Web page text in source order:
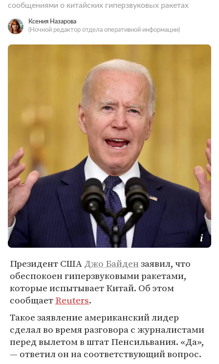
сообщениями о китайских гиперзвуковых ракетах
Ксения Назарова
(Ночной редактор отдела оперативной информации)
Президент СШАДжо Байдензаявил, что
обеспокоен гиперзвуковыми ракетами,
которые испытывает Китай. Об этом
сообщаетReuters.
Такое заявление американский лидер
сделал во время разговора с журналистами
перед вылетом в штат Пенсильвания. «Да»,
— ответил он на соответствующий вопрос.